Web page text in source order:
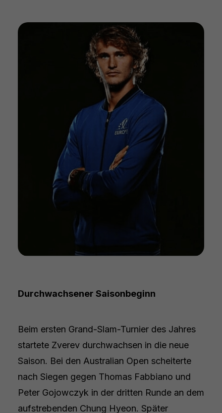
Durchwachsener Saisonbeginn
Beim ersten Grand-Slam-Turnier des Jahres
startete Zverev durchwachsen in die neue
Saison. Bei den Australian Open scheiterte
nach Siegen gegen Thomas Fabbiano und
Peter Gojowczyk in der dritten Runde an dem
aufstrebenden Chung Hyeon. Später